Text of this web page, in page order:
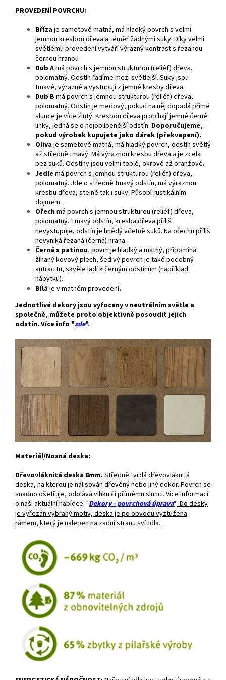
PROVEDENÍ POVRCHU:
Břízaje sametově matná, má hladký povrch s velmi
jemnou kresbou dřeva a téměř žádnými suky. Díky velmi
světlému provedení vytváří výrazný kontrast s řezanou
černou hranou
Dub Amá povrch s jemnou strukturou (reliéf) dřeva,
polomatný. Odstín řadíme mezi světlejší. Suky jsou
tmavé, výrazné a vystupují z jemné kresby dřeva.
Dub B má povrch s jemnou strukturou (reliéf) dřeva,
polomatný. Odstín je medový, pokud na něj dopadá přímé
slunce je více žlutý. Kresbou dřeva probíhají jemné černé
linky, jedná se o nejoblíbenější odstín. Doporučujeme,
pokud výrobek kupujete jako dárek (překvapení).
Olivaje sametově matná, má hladký povrch, odstín světlý
až středně tmavý. Má výraznou kresbu dřeva a je zcela
bez suků. Odstíny jsou velmi teplé, okrové až oranžové.
Jedle má povrch s jemnou strukturou (reliéf) dřeva,
polomatný. Jde o středně tmavý odstín, má výraznou
kresbu dřeva, stejně tak i suky. Působí rustikálním
dojmem.
Ořechmá povrch s jemnou strukturou (reliéf) dřeva,
polomatný. Tmavý odstín, kresba dřeva příliš
nevystupuje, odstín je hnědý včetně suků. Na ořechu příliš
nevyniká řezaná (černá) hrana.
Černá s patinou, povrh je hladký a matný, připomíná
žíhaný kovový plech, šedivý povrch je také podobný
antracitu, skvěle ladí k černým odstínům (například
nábytku).
Bíláje v matném provedení.
Jednotlivé dekory jsou vyfoceny v neutrálním světle a
společně, můžete proto objektivně posoudit jejich
odstín. Více info "zde".
Materiál/Nosná deska:
Dřevovláknitá deska 8mm. Středně tvrdá dřevovláknitá
deska, na kterou je nalisován dřevěný nebo jiný dekor. Povrch se
snadno ošetřuje, odolává vlhku či přímému slunci. Více informací
o naši aktuální nabídce: "Dekory - povrchová úprava". Do desky
je vyřezán vybraný motiv, deska je po obvodu vyztužena
rámem, který je nalepen na zadní stranu svítidla.